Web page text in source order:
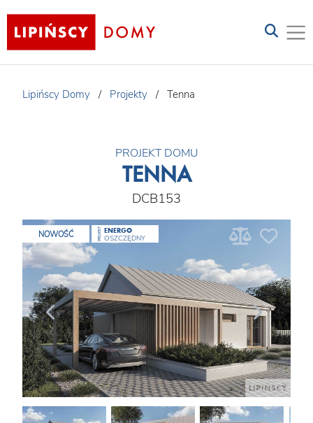
Lipińscy Domy / Projekty / Tenna
PROJEKT DOMU
TENNA
DCB153
NOWOŚĆ PROJEKT ENERGO
OSZCZĘDNY